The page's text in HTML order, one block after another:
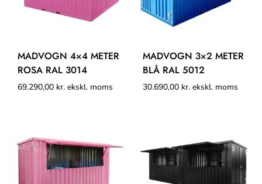
MADVOGN 4×4 METER
ROSA RAL 3014
69.290,00 kr. ekskl. moms
MADVOGN 3×2 METER
BLÅ RAL 5012
30.690,00 kr. ekskl. moms